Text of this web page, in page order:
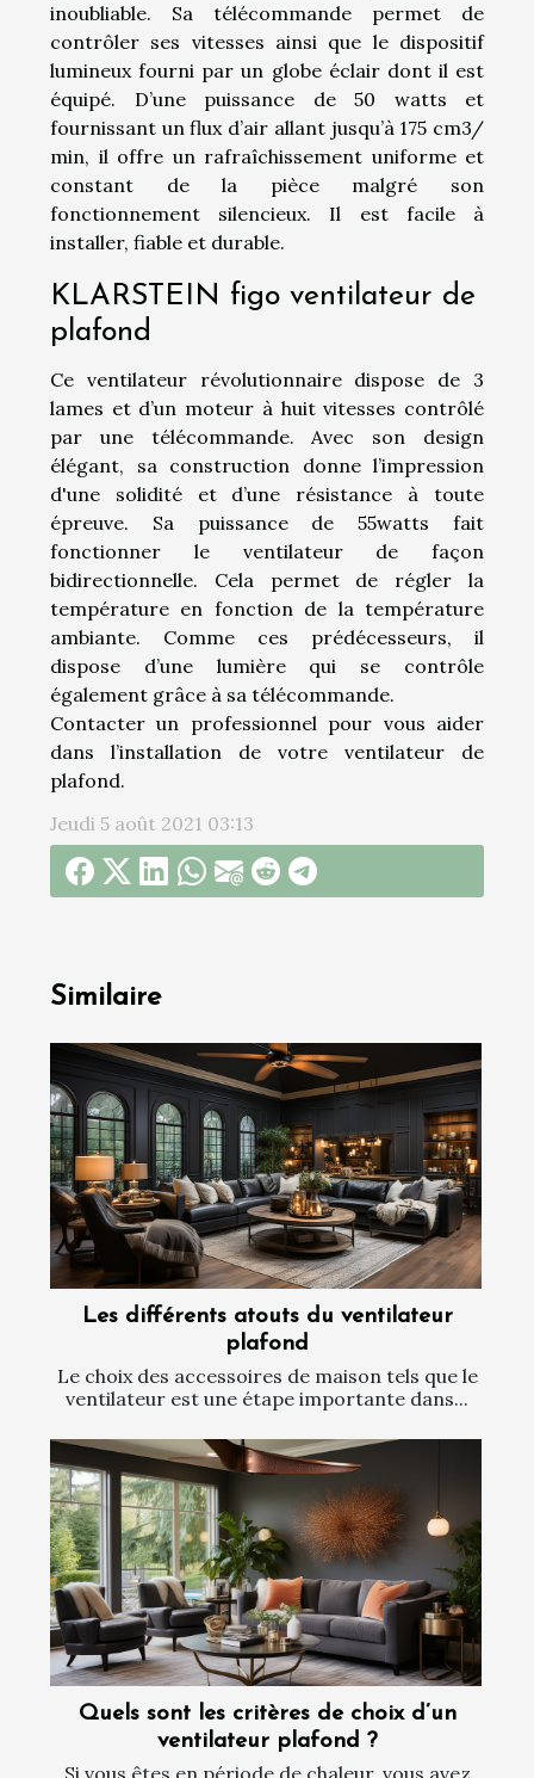
inoubliable. Sa télécommande permet de
contrôler ses vitesses ainsi que le dispositif
lumineux fourni par un globe éclair dont il est
équipé. D’une puissance de 50 watts et
fournissant un flux d’air allant jusqu’à 175 cm3/
min, il offre un rafraîchissement uniforme et
constant de la pièce malgré son
fonctionnement silencieux. Il est facile à
installer, fiable et durable.
KLARSTEIN figo ventilateur de
plafond
Ce ventilateur révolutionnaire dispose de 3
lames et d’un moteur à huit vitesses contrôlé
par une télécommande. Avec son design
élégant, sa construction donne l’impression
d'une solidité et d’une résistance à toute
épreuve. Sa puissance de 55watts fait
fonctionner le ventilateur de façon
bidirectionnelle. Cela permet de régler la
température en fonction de la température
ambiante. Comme ces prédécesseurs, il
dispose d’une lumière qui se contrôle
également grâce à sa télécommande.
Contacter un professionnel pour vous aider
dans l’installation de votre ventilateur de
plafond.
Jeudi 5 août 2021 03:13
Similaire
Les différents atouts du ventilateur
plafond
Le choix des accessoires de maison tels que le
ventilateur est une étape importante dans...
Quels sont les critères de choix d’un
ventilateur plafond ?
Si vous êtes en période de chaleur, vous avez